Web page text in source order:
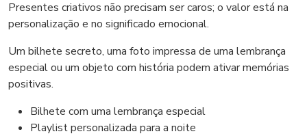
Presentes criativos não precisam ser caros; o valor está na
personalização e no significado emocional.
Um bilhete secreto, uma foto impressa de uma lembrança
especial ou um objeto com história podem ativar memórias
positivas.
Bilhete com uma lembrança especial
Playlist personalizada para a noite